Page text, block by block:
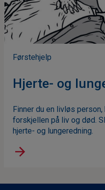
Førstehjelp
Hjerte- og
Finner du en livløs
forskjellen på liv og død.
hjerte- og lungeredning.